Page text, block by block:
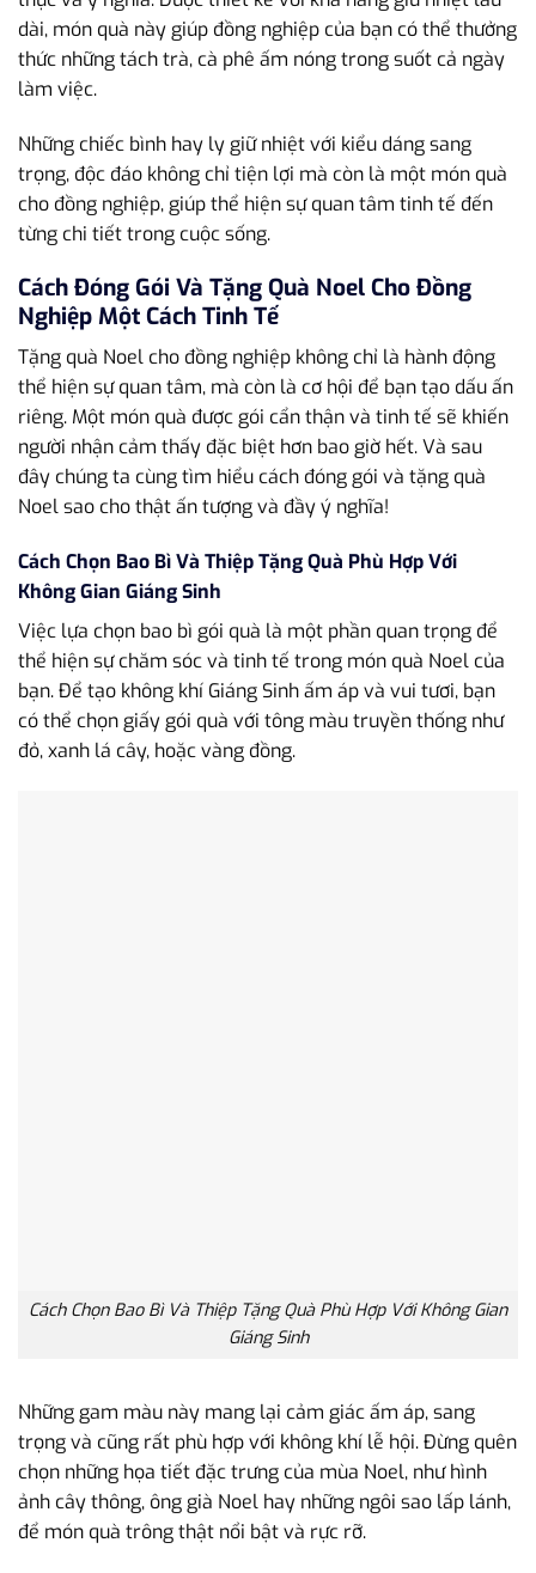
dài, món quà này giúp đồng nghiệp của bạn có thể thưởng
thức những tách trà, cà phê ấm nóng trong suốt cả ngày
làm việc.
Những chiếc bình hay ly giữ nhiệt với kiểu dáng sang
trọng, độc đáo không chỉ tiện lợi mà còn là một món quà
cho đồng nghiệp, giúp thể hiện sự quan tâm tinh tế đến
từng chi tiết trong cuộc sống.
Cách Đóng Gói Và Tặng Quà Noel Cho Đồng
Nghiệp Một Cách Tinh Tế
Tặng quà Noel cho đồng nghiệp không chỉ là hành động
thể hiện sự quan tâm, mà còn là cơ hội để bạn tạo dấu ấn
riêng. Một món quà được gói cẩn thận và tinh tế sẽ khiến
người nhận cảm thấy đặc biệt hơn bao giờ hết. Và sau
đây chúng ta cùng tìm hiểu cách đóng gói và tặng quà
Noel sao cho thật ấn tượng và đầy ý nghĩa!
Cách Chọn Bao Bì Và Thiệp Tặng Quà Phù Hợp Với
Không Gian Giáng Sinh
Việc lựa chọn bao bì gói quà là một phần quan trọng để
thể hiện sự chăm sóc và tinh tế trong món quà Noel của
bạn. Để tạo không khí Giáng Sinh ấm áp và vui tươi, bạn
có thể chọn giấy gói quà với tông màu truyền thống như
đỏ, xanh lá cây, hoặc vàng đồng.
Cách Chọn Bao Bì Và Thiệp Tặng Quà Phù Hợp Với Không Gian
Giáng Sinh
Những gam màu này mang lại cảm giác ấm áp, sang
trọng và cũng rất phù hợp với không khí lễ hội. Đừng quên
chọn những họa tiết đặc trưng của mùa Noel, như hình
ảnh cây thông, ông già Noel hay những ngôi sao lấp lánh,
để món quà trông thật nổi bật và rực rỡ.